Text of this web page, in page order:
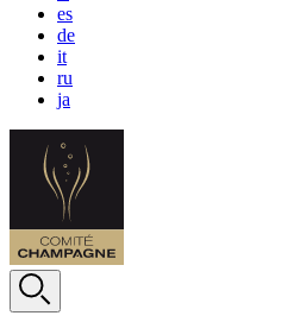
es
de
it
ru
ja